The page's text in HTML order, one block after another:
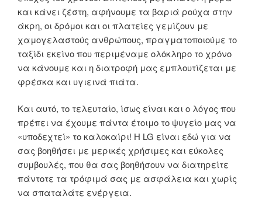
και κάνει ζέστη, αφήνουμε τα βαριά ρούχα στην
άκρη, οι δρόμοι και οι πλατείες γεμίζουν με
χαμογελαστούς ανθρώπους, πραγματοποιούμε το
ταξίδι εκείνο που περιμέναμε ολόκληρο το χρόνο
να κάνουμε και η διατροφή μας εμπλουτίζεται με
φρέσκα και υγιεινά πιάτα.
Και αυτό, το τελευταίο, ίσως είναι και ο λόγος που
πρέπει να έχουμε πάντα έτοιμο το ψυγείο μας να
«υποδεχτεί» το καλοκαίρι! Η LG είναι εδώ για να
σας βοηθήσει με μερικές χρήσιμες και εύκολες
συμβουλές, που θα σας βοηθήσουν να διατηρείτε
πάντοτε τα τρόφιμά σας με ασφάλεια και χωρίς
να σπαταλάτε ενέργεια.